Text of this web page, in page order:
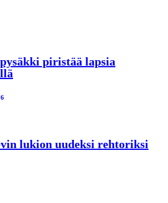
piristää lapsia
lukion uudeksi rehtoriksi